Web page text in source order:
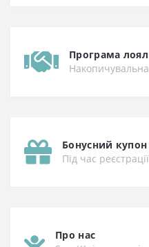
Програма
Бонусний купон
Під час
Про нас